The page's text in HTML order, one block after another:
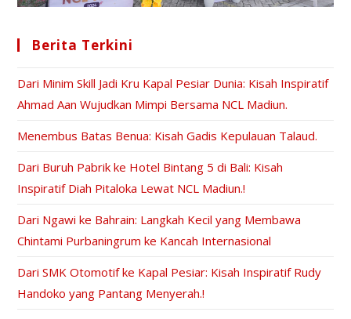
Berita Terkini
Dari Minim Skill Jadi Kru Kapal Pesiar Dunia: Kisah Inspiratif
Ahmad Aan Wujudkan Mimpi Bersama NCL Madiun.
Menembus Batas Benua: Kisah Gadis Kepulauan Talaud.
Dari Buruh Pabrik ke Hotel Bintang 5 di Bali: Kisah
Inspiratif Diah Pitaloka Lewat NCL Madiun.!
Dari Ngawi ke Bahrain: Langkah Kecil yang Membawa
Chintami Purbaningrum ke Kancah Internasional
Dari SMK Otomotif ke Kapal Pesiar: Kisah Inspiratif Rudy
Handoko yang Pantang Menyerah.!